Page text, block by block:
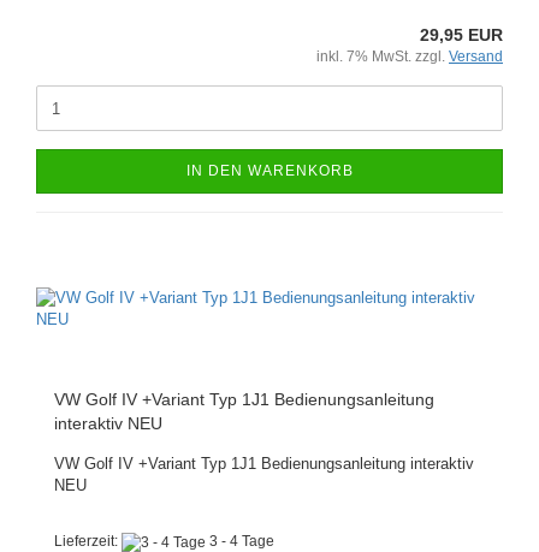
29,95 EUR
inkl. 7% MwSt. zzgl. Versand
IN DEN WARENKORB
VW Golf IV +Variant Typ 1J1 Bedienungsanleitung
interaktiv NEU
VW Golf IV +Variant Typ 1J1 Bedienungsanleitung interaktiv
NEU
Lieferzeit: 3 - 4 Tage